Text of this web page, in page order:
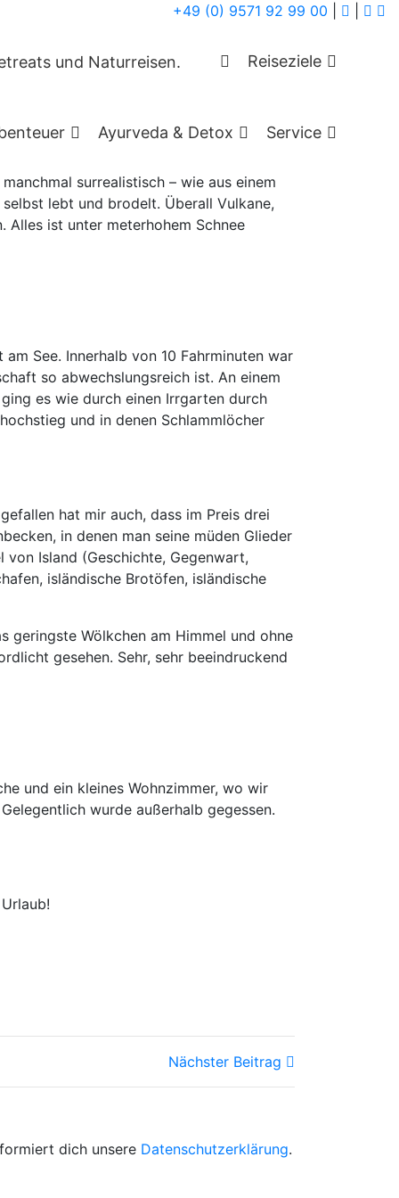
+49 (0) 9571 92 99 00
Reiseziele
Ayurveda & Detox Service
und Nordlichter
surrealistisch – wie aus einem
lebt und brodelt. Überall Vulkane,
Alles ist unter meterhohem Schnee
See. Innerhalb von 10 Fahrminuten war
so abwechslungsreich ist. An einem
es wie durch einen Irrgarten durch
und in denen Schlammlöcher
hat mir auch, dass im Preis drei
in denen man seine müden Glieder
von Island (Geschichte, Gegenwart,
isländische Brotöfen, isländische
geringste Wölkchen am Himmel und ohne
gesehen. Sehr, sehr beeindruckend
und ein kleines Wohnzimmer, wo wir
wurde außerhalb gegessen.
Nächster Beitrag
dich unsere Datenschutzerklärung.